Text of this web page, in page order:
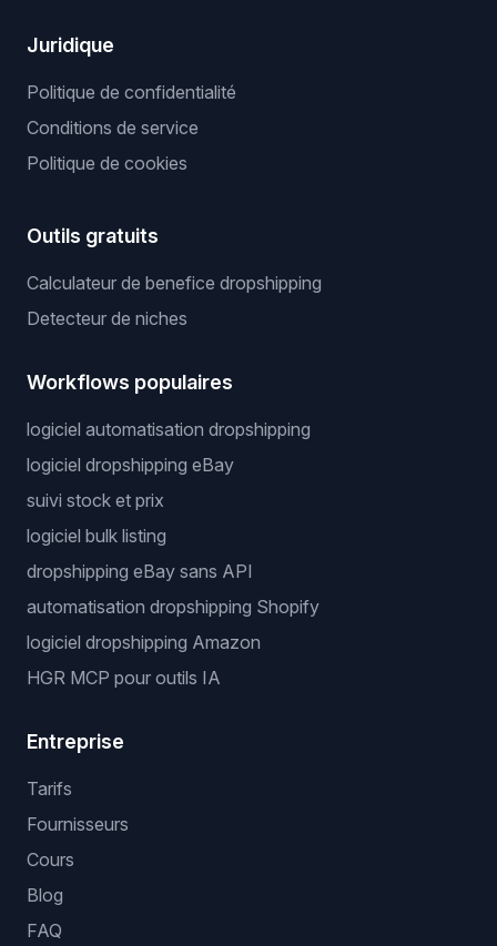
Juridique
Politique de confidentialité
Conditions de service
Politique de cookies
Outils gratuits
Calculateur de benefice dropshipping
Detecteur de niches
Workflows populaires
logiciel automatisation dropshipping
logiciel dropshipping eBay
suivi stock et prix
logiciel bulk listing
dropshipping eBay sans API
automatisation dropshipping Shopify
logiciel dropshipping Amazon
HGR MCP pour outils IA
Entreprise
Tarifs
Fournisseurs
Cours
Blog
FAQ